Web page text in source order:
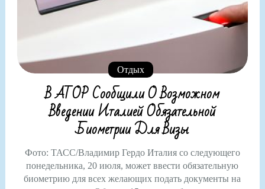
Отдых
В АТОР Сообщили О Возможном
Введении Италией Обязательной
Биометрии Для Визы
Фото: ТАСС/Владимир Гердо Италия со следующего
понедельника, 20 июля, может ввести обязательную
биометрию для всех желающих подать документы на